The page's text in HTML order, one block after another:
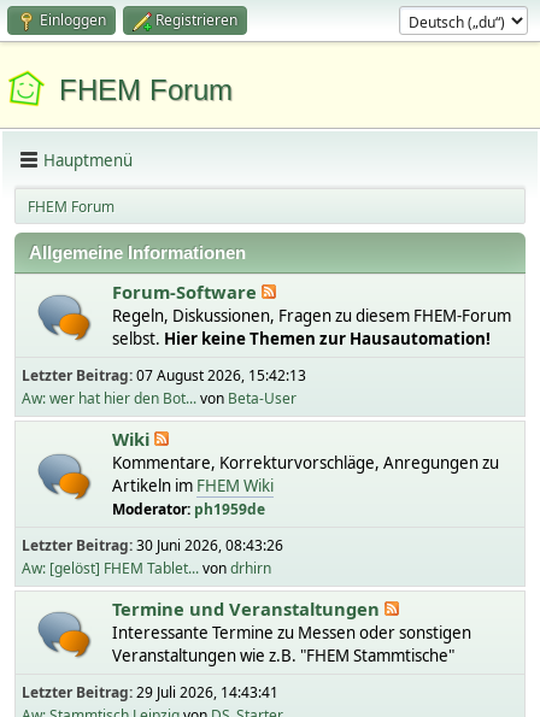
Einloggen Registrieren
FHEM Forum
Hauptmenü
FHEM Forum
Allgemeine Informationen
Forum-Software
Regeln, Diskussionen, Fragen zu diesem FHEM-Forum
selbst. Hier keine Themen zur Hausautomation!
Letzter Beitrag:07 August 2026, 15:42:13
Aw: wer hat hier den Bot...von Beta-User
Wiki
Kommentare, Korrekturvorschläge, Anregungen zu
Artikeln im FHEM Wiki
Moderator: ph1959de
Letzter Beitrag:30 Juni 2026, 08:43:26
Aw: [gelöst] FHEM Tablet...vondrhirn
Termine und Veranstaltungen
Interessante Termine zu Messen oder sonstigen
Veranstaltungen wie z.B. "FHEM Stammtische"
Letzter Beitrag:29 Juli 2026, 14:43:41